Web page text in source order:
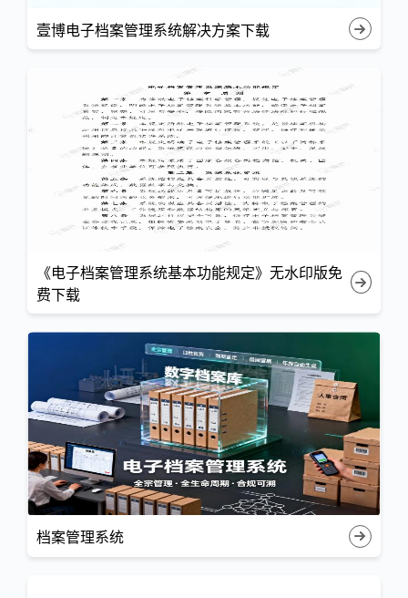
壹博电子档案管理系统解决方案下载
《电子档案管理系统基本功能规定》无水印版免
费下载
档案管理系统